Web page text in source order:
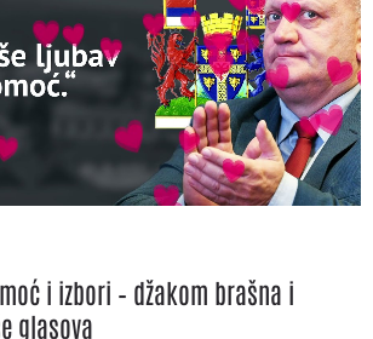
i izbori – džakom brašna i
glasova